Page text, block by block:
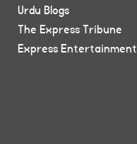
Urdu Blogs
The Express Tribune
Express Entertainment